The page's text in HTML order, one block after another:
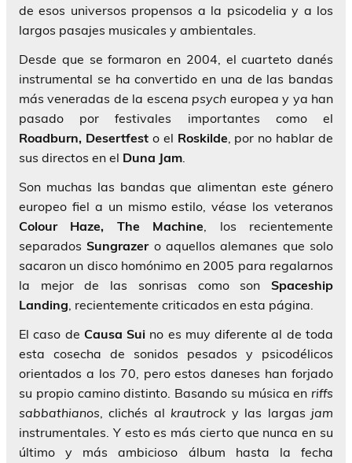
de esos universos propensos a la psicodelia y a los
largos pasajes musicales y ambientales.
Desde que se formaron en 2004, el cuarteto danés
instrumental se ha convertido en una de las bandas
más veneradas de la escena psych europea y ya han
pasado por festivales importantes como el
Roadburn, Desertfesto el Roskilde, por no hablar de
sus directos en el Duna Jam.
Son muchas las bandas que alimentan este género
europeo fiel a un mismo estilo, véase los veteranos
Colour Haze, The Machine, los recientemente
separadosSungrazero aquellos alemanes que solo
sacaron un disco homónimo en 2005 para regalarnos
la mejor de las sonrisas como son Spaceship
Landing, recientemente criticados en esta página.
El caso de Causa Sui no es muy diferente al de toda
esta cosecha de sonidos pesados y psicodélicos
orientados a los 70, pero estos daneses han forjado
su propio camino distinto. Basando su música en riffs
sabbathianos, clichés al krautrock y las largas jam
instrumentales. Y esto es más cierto que nunca en su
último y más ambicioso álbum hasta la fecha